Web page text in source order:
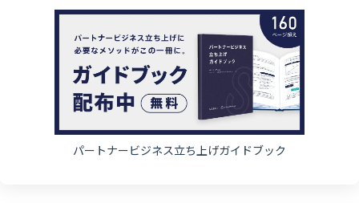
パートナービジネス立ち上げガイドブック